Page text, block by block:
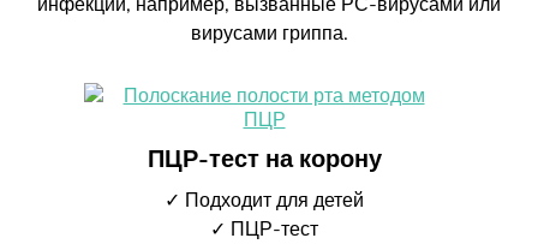
вирусами гриппа.
ПЦР-тест на корону
✓ Подходит для детей
✓ ПЦР-тест